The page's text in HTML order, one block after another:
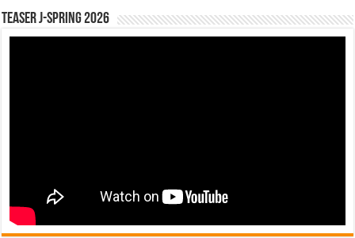
Teaser J-Spring 2026